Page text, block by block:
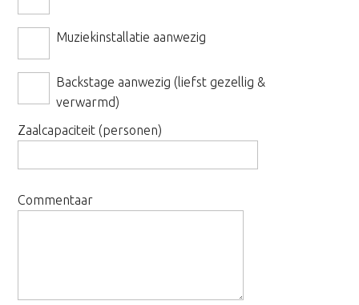
Muziekinstallatie aanwezig
Backstage aanwezig (liefst gezellig &
verwarmd)
Zaalcapaciteit (personen)
Commentaar